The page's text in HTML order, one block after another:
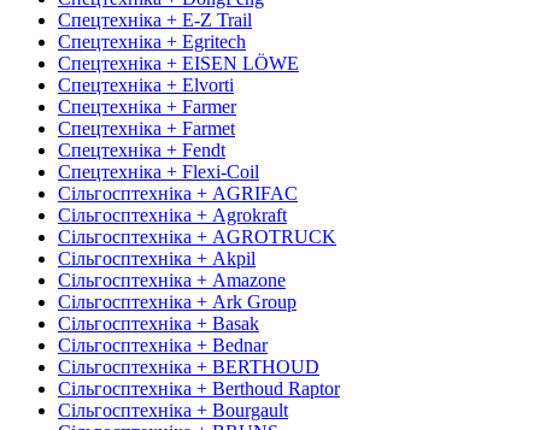
Спецтехніка + E-Z Trail
Спецтехніка + Egritech
Спецтехніка + EISEN LÖWE
Спецтехніка + Elvorti
Спецтехніка + Farmer
Спецтехніка + Farmet
Спецтехніка + Fendt
Спецтехніка + Flexi-Coil
Сільгосптехніка + AGRIFAC
Сільгосптехніка + Agrokraft
Сільгосптехніка + AGROTRUCK
Сільгосптехніка + Akpil
Сільгосптехніка + Amazone
Сільгосптехніка + Ark Group
Сільгосптехніка + Basak
Сільгосптехніка + Bednar
Сільгосптехніка + BERTHOUD
Сільгосптехніка + Berthoud Raptor
Сільгосптехніка + Bourgault